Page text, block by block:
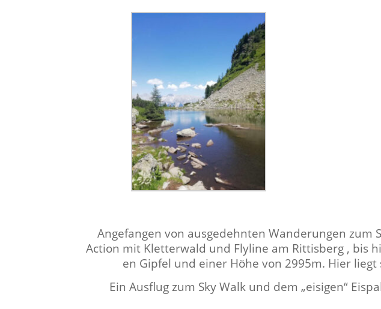
Ange­fan­gen von aus­gedehn­ten Wan­derun­gen zum
Action mit Klet­ter­wald und Fly­line am Rit­tis­berg , bis
en Gipfel und ein­er Höhe von 2995m. Hier liegt
Ein Aus­flug zum Sky Walk und dem „eisi­gen“